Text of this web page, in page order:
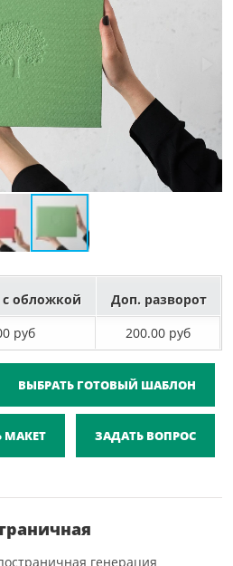
с обложкой
Доп. разворот
руб 200.00 руб
ВЫБРАТЬ ГОТОВЫЙ ШАБЛОН
МАКЕТ ЗАДАТЬ ВОПРОС
генерация